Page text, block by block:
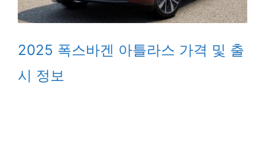
2025 폭스바겐 아틀라스 가격 및 출
시 정보